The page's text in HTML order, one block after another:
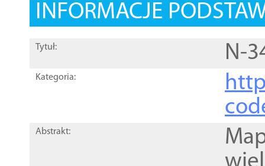
INFORMACJE
Tytuł: N-
Kategoria:
Abstrakt: